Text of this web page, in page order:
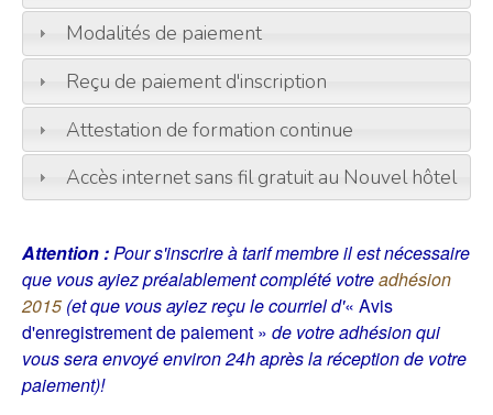
Modalités de paiement
Reçu de paiement d'inscription
Attestation de formation continue
Accès internet sans fil gratuit au Nouvel hôtel
Attention :Pour s'inscrire à tarif membre il est nécessaire
que vous ayiez préalablement complété votreadhésion
2015 (et que vous ayiez reçu le courriel d'« Avis
d'enregistrement de paiement » de votre adhésion qui
vous sera envoyé environ 24h après la réception de votre
paiement)!